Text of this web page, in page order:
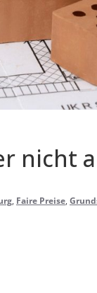
nicht
, Faire Preise,